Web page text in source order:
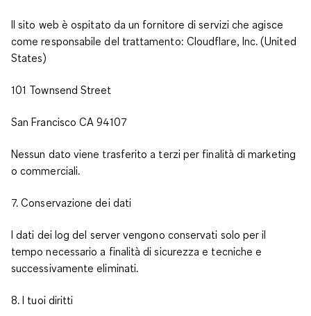
Il sito web è ospitato da un fornitore di servizi che agisce
come responsabile del trattamento: Cloudflare, Inc. (United
States)
101 Townsend Street
San Francisco CA 94107
Nessun dato viene trasferito a terzi per finalità di marketing
o commerciali.
7. Conservazione dei dati
I dati dei log del server vengono conservati solo per il
tempo necessario a finalità di sicurezza e tecniche e
successivamente eliminati.
8. I tuoi diritti